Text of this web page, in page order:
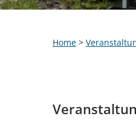
Home >